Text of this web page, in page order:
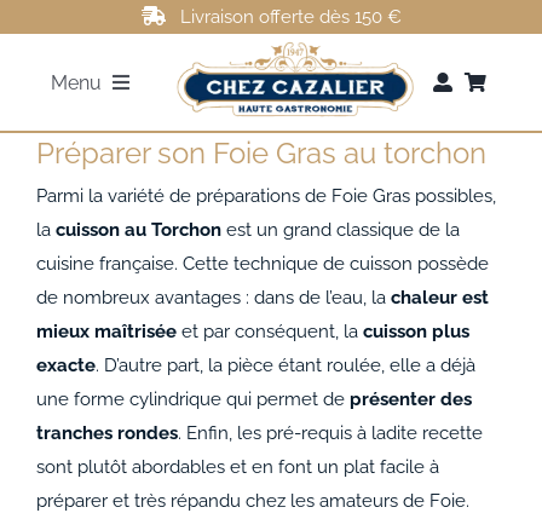
contenu
Livraison offerte dès 150 €
Menu
FOIE GRAS
ROTI DE CANARD
MAGRETS DE CANARD
CONFITS DE CANARD
AUTRES
Préparer son Foie Gras au torchon
Parmi la variété de préparations de Foie Gras possibles,
la cuisson au Torchon est un grand classique de la
cuisine française. Cette technique de cuisson possède
de nombreux avantages : dans de l’eau, la chaleur est
mieux maîtrisée et par conséquent, la cuisson plus
exacte. D’autre part, la pièce étant roulée, elle a déjà
une forme cylindrique qui permet de présenter des
tranches rondes. Enfin, les pré-requis à ladite recette
sont plutôt abordables et en font un plat facile à
préparer et très répandu chez les amateurs de Foie.